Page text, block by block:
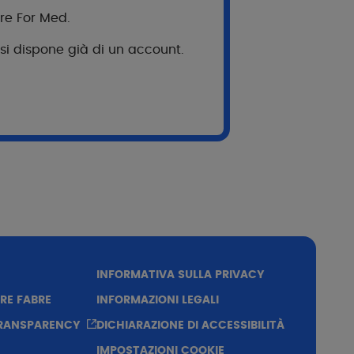
sulla pelle fragile e irritata.
For Med.
dispone già di un account.
FABRE
INFORMATIVA SULLA PRIVACY
INFORMAZIONI LEGALI
DICHIARAZIONE DI ACCESSIBILITÀ
IMPOSTAZIONI COOKIE